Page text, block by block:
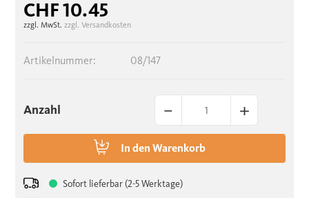
CHF 10.45
zzgl. MwSt. zzgl. Versandkosten
Sofort lieferbar (2-5 Werktage)
Artikelnummer: 08/147
Anzahl – +
In den Warenkorb